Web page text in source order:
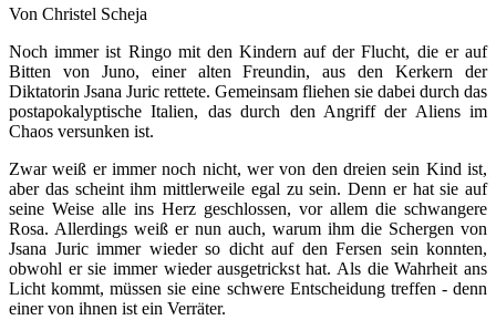
Von Christel Scheja
Noch immer ist Ringo mit den Kindern auf der Flucht, die er auf
Bitten von Juno, einer alten Freundin, aus den Kerkern der
Diktatorin Jsana Juric rettete. Gemeinsam fliehen sie dabei durch das
postapokalyptische Italien, das durch den Angriff der Aliens im
Chaos versunken ist.
Zwar weiß er immer noch nicht, wer von den dreien sein Kind ist,
aber das scheint ihm mittlerweile egal zu sein. Denn er hat sie auf
seine Weise alle ins Herz geschlossen, vor allem die schwangere
Rosa. Allerdings weiß er nun auch, warum ihm die Schergen von
Jsana Juric immer wieder so dicht auf den Fersen sein konnten,
obwohl er sie immer wieder ausgetrickst hat. Als die Wahrheit ans
Licht kommt, müssen sie eine schwere Entscheidung treffen - denn
einer von ihnen ist ein Verräter.